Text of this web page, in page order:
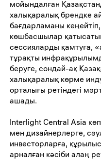
мойындалған
халықаралық брендке
бағдарламаны
көшбасшылар
сессияларды қамтуға,
тұрақты
беруге, сондай-ақ
халықаралық көрме
орталығы ретіндегі
ашады.
Interlight Central Asia
мен дизайнерлерге,
инвесторларға,
арналған кәсіби алаң